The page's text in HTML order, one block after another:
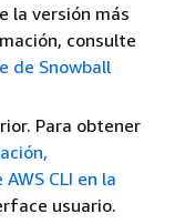
la versión más
consulte
de Snowball
Para obtener
CLI en la
usuario.